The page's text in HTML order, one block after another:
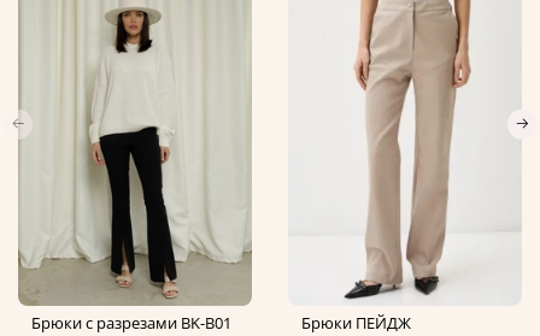
Брюки с разрезами BK-B01 Брюки ПЕЙДЖ